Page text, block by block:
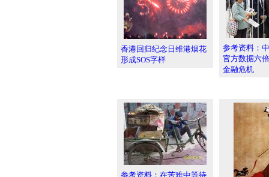
香港回归纪念日维港烟花
形成SOS字样
参考资料：
官方数据六
金融危机
参考资料：在苦难中等待